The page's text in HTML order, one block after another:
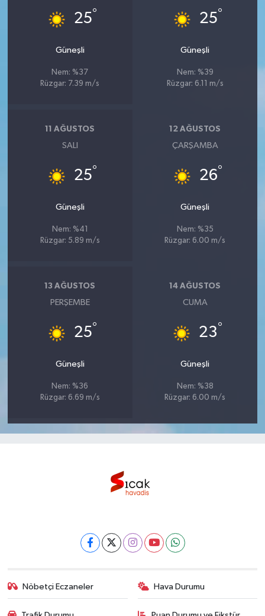
25°
Güneşli
Nem: %37
Rüzgar: 7.39 m/s
25°
Güneşli
Nem: %39
Rüzgar: 6.11 m/s
11 AĞUSTOS
SALI
25°
Güneşli
Nem: %41
Rüzgar: 5.89 m/s
12 AĞUSTOS
ÇARŞAMBA
26°
Güneşli
Nem: %35
Rüzgar: 6.00 m/s
13 AĞUSTOS
PERŞEMBE
25°
Güneşli
Nem: %36
Rüzgar: 6.69 m/s
14 AĞUSTOS
CUMA
23°
Güneşli
Nem: %38
Rüzgar: 6.00 m/s
Nöbetçi Eczaneler Hava Durumu